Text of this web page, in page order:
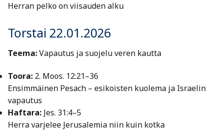
Herran pelko on viisauden alku
Torstai 22.01.2026
Teema:Vapautus ja suojelu veren kautta
Toora: 2. Moos. 12:21–36
Ensimmäinen Pesach – esikoisten kuolema ja Israelin
vapautus
Haftara: Jes. 31:4–5
Herra varjelee Jerusalemia niin kuin kotka